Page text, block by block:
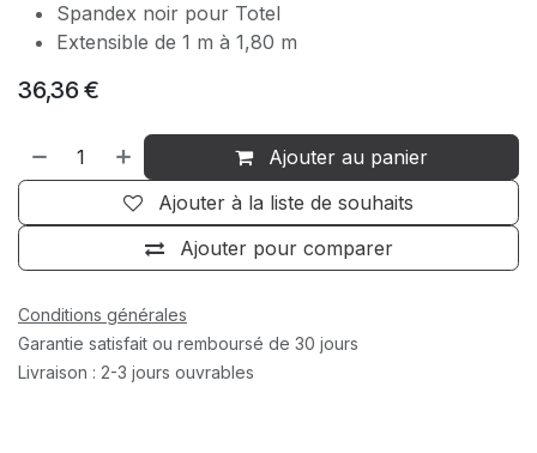
Spandex noir pour Totel
Extensible de 1 m à 1,80 m
36,36 €
Ajouter au panier
Ajouter pour comparer
Ajouter à la liste de souhaits
Conditions générales
Garantie satisfait ou remboursé de 30 jours
Livraison : 2-3 jours ouvrables